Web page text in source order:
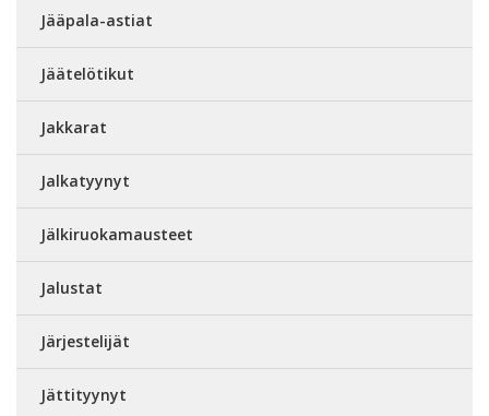
Jääpala-astiat
Jäätelötikut
Jakkarat
Jalkatyynyt
Jälkiruokamausteet
Jalustat
Järjestelijät
Jättityynyt